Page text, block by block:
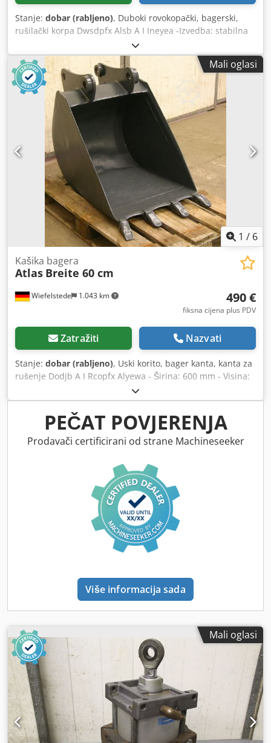
Stanje: dobar (rabljeno), Duboki rovokopački, bagerski,
rušilački korpa Dwsdpfx Alsb A I Ineyea -Izvedba: stabilna
-Širina: 570 mm -Visina: 450 mm -Dubina: 600 mm -Širina
prihvata: 160 mm -Razmak između rupa: 220 mm -Otvor: Ø
45 mm -Produženi rezni rub -Prihvat na korpi može se
promijeniti od strane nas uz nadoplatu -Vlastita težina: 130
kg
Mali oglasi
1 / 6
Wiefelstede 1.043 km
Kašika bagera
Atlas Breite 60 cm
490 €
fiksna cijena plus PDV
Zatražiti Nazvati
Stanje: dobar (rabljeno), Uski korito, bager kanta, kanta za
rušenje Dodjb A I Rcopfx Alyewa - Širina: 600 mm - Visina:
600 mm - Dubina: 800 mm - Razmak prihvata: 255/200 mm
- Promjer rupe: Ø 45/50 mm - Ripper zubi - Prihvat na kanti
možemo prilagoditi uz nadoplatu - Vlastita masa: 160 kg
PEČAT POVJERENJA
Prodavači certificirani od strane Machineseeker
Više informacija sada
Mali oglasi